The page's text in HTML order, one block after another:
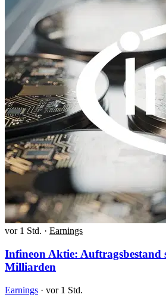
vor 1 Std. · Earnings
Infineon Aktie: Auftragsbestand
Milliarden
Earnings · vor 1 Std.